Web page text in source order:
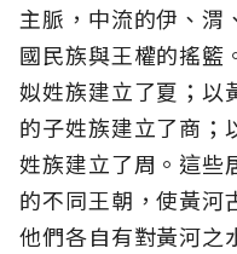
主脈，中流的伊、渭
國民族與王權的搖籃
姒姓族建立了夏；以
的子姓族建立了商；
姓族建立了周。這些
的不同王朝，使黃河
他們各自有對黃河之